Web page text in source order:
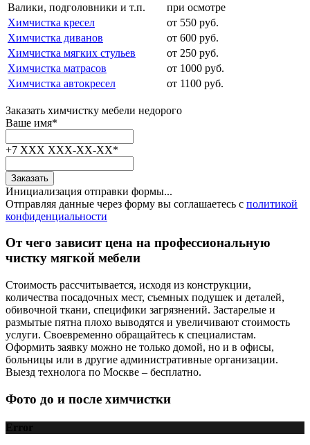
Валики, подголовники и т.п.
при осмотре
Химчистка кресел
от 550 руб.
Химчистка диванов
от 600 руб.
Химчистка мягких стульев
от 250 руб.
Химчистка матрасов
от 1000 руб.
Химчистка автокресел
от 1100 руб.
Заказать химчистку мебели недорого
Ваше имя*
+7 XXX XXX-XX-XX*
Заказать
Инициализация отправки формы...
Отправляя данные через форму вы соглашаетесь с политикой
конфиденциальности
От чего зависит цена на профессиональную
чистку мягкой мебели
Стоимость рассчитывается, исходя из конструкции,
количества посадочных мест, съемных подушек и деталей,
обивочной ткани, специфики загрязнений. Застарелые и
размытые пятна плохо выводятся и увеличивают стоимость
услуги. Своевременно обращайтесь к специалистам.
Оформить заявку можно не только домой, но и в офисы,
больницы или в другие административные организации.
Выезд технолога по Москве – бесплатно.
Фото до и после химчистки
Error